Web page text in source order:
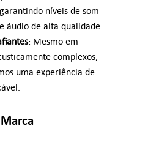
níveis de som
áudio de alta qualidade.
: Mesmo em
complexos,
uma experiência de